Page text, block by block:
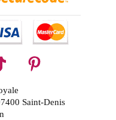
Saint-Denis